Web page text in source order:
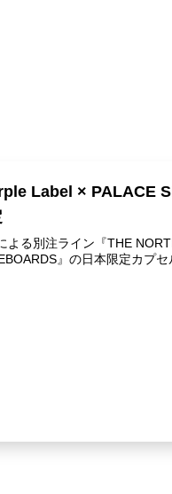
Label × PALACE
よる別注ライン『THE
』の日本限定カプ